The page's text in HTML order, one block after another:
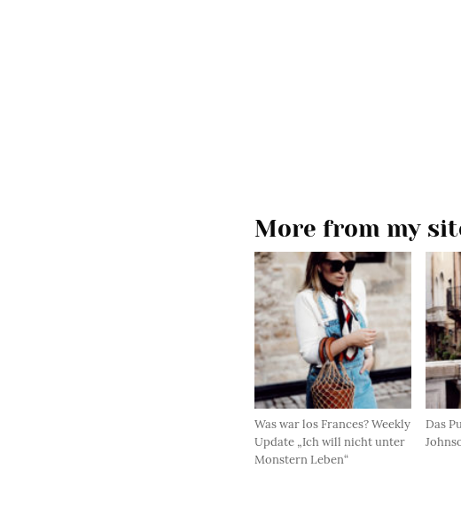
More from my
Was war los Frances? Weekly
Update „Ich will nicht unter
Monstern Leben“
Das